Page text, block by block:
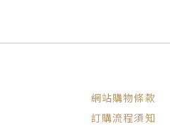
網站購物條款
訂購流程須知